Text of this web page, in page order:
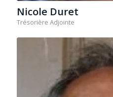
Nicole Duret
Trésorière Adjointe